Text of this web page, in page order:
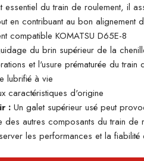
essentiel du train de roulement, il
en contribuant au bon alignement
compatible KOMATSU D65E-8
du brin supérieur de la
et l'usure prématurée du train
lubrifié à vie
caractéristiques d'origine
: Un galet supérieur usé peut
des autres composants du train de
les performances et la fiabilité